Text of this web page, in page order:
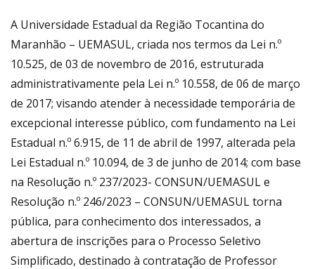
A Universidade Estadual da Região Tocantina do
Maranhão – UEMASUL, criada nos termos da Lei n.º
10.525, de 03 de novembro de 2016, estruturada
administrativamente pela Lei n.º 10.558, de 06 de março
de 2017; visando atender à necessidade temporária de
excepcional interesse público, com fundamento na Lei
Estadual n.º 6.915, de 11 de abril de 1997, alterada pela
Lei Estadual n.º 10.094, de 3 de junho de 2014; com base
na Resolução n.º 237/2023- CONSUN/UEMASUL e
Resolução n.º 246/2023 – CONSUN/UEMASUL torna
pública, para conhecimento dos interessados, a
abertura de inscrições para o Processo Seletivo
Simplificado, destinado à contratação de Professor